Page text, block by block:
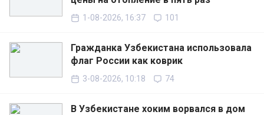
1-08-2026, 16:37 101
Гражданка Узбекистана использовала
флаг России как коврик
3-08-2026, 10:18 74
В Узбекистане хоким ворвался в дом